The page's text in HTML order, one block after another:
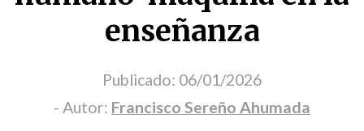
enseñanza
Publicado: 06/01/2026
- Autor: Francisco Sereño Ahumada